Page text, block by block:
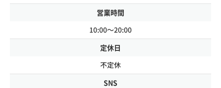
営業時間
10:00～20:00
定休日
不定休
SNS